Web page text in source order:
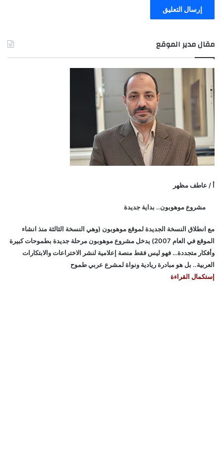
مقال مدير الموقع
أ / عاطف مظهر
مشروع موهوبون.. بداية جديدة
مع انطلاق النسخة الجديدة لموقع موهوبون (وهي النسخة الثالثة منذ انشاء
الموقع في العام 2007) يدخل مشروع موهوبون مرحلة جديدة بطموحات كبيرة
وأفكار متجددة… فهو ليس فقط منصة إعلامية لنشر الاختراعات والابتكارات
العربية.. بل هو مبادرة ريادية ونواة لمشرع عربي طموح
إستكمال القراءة